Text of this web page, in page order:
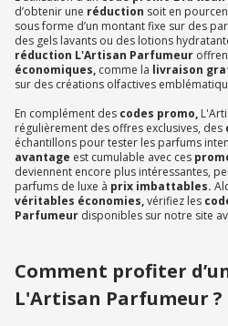
d’obtenir une réduction soit en
sous forme d’un montant fixe sur des
des gels lavants ou des lotions
réduction L'Artisan Parfumeur
économiques, comme la livraison
sur des créations olfactives
En complément des codes promo,
régulièrement des offres exclusives, des
échantillons pour tester les parfums
avantage est cumulable avec ces
deviennent encore plus intéressantes,
parfums de luxe à prix imbattables.
véritables économies,vérifiez les
Parfumeur disponibles sur notre site
Comment profiter
L'Artisan Parfumeur ?